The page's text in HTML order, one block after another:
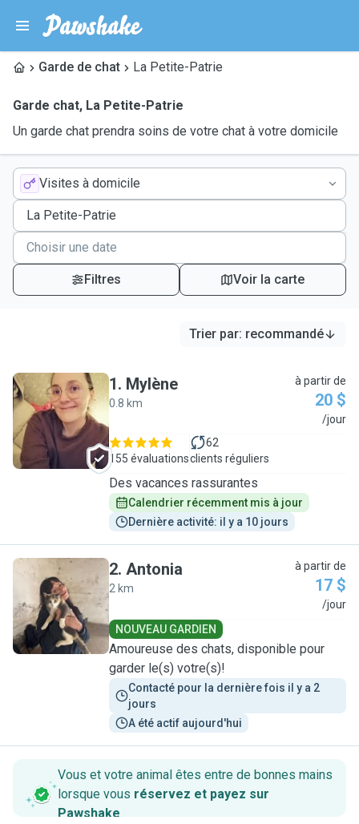
Garde de chat La Petite-Patrie
Garde chat, La Petite-Patrie
Un garde chat prendra soins de votre chat à votre domicile
Visites à domicile
Filtres Voir la carte
Trier par: recommandé
M
1. Mylène
0.8 km
à partir de
20 $
/jour
155 évaluations
62
clients réguliers
Des vacances rassurantes
Calendrier récemment mis à jour
Dernière activité: il y a 10 jours
A
2. Antonia
2 km
à partir de
17 $
/jour
NOUVEAU GARDIEN
Amoureuse des chats, disponible pour
garder le(s) votre(s)!
Contacté pour la dernière fois il y a 2
jours
A été actif aujourd'hui
Vous et votre animal êtes entre de bonnes mains
lorsque vous réservez et payez sur
Pawshake.